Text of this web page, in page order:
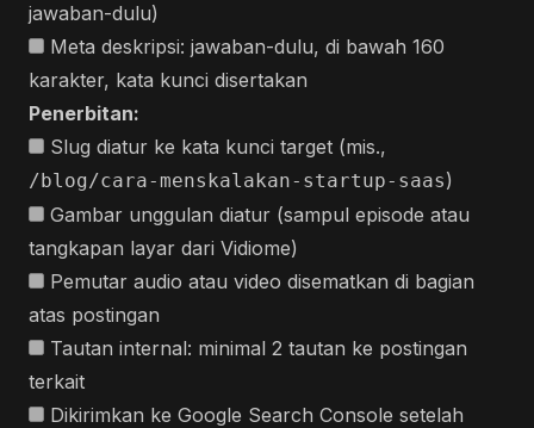
jawaban-dulu)
Meta deskripsi: jawaban-dulu, di bawah 160
karakter, kata kunci disertakan
Penerbitan:
Slug diatur ke kata kunci target (mis.,
/blog/cara-menskalakan-startup-saas)
Gambar unggulan diatur (sampul episode atau
tangkapan layar dari Vidiome)
Pemutar audio atau video disematkan di bagian
atas postingan
Tautan internal: minimal 2 tautan ke postingan
terkait
Dikirimkan ke Google Search Console setelah